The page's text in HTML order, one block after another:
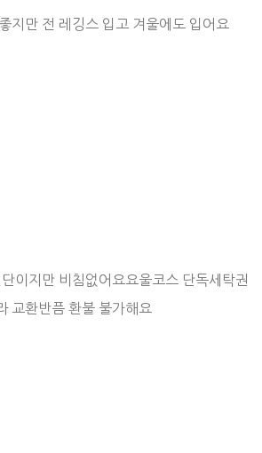
지만 전 레깅스 입고 겨울에도 입어요
이지만 비침없어요요울코스 단독세탁권
교환반픔 환불 불가해요